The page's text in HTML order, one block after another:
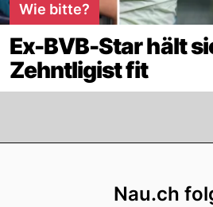
Wie bitte?
Ex-BVB-Star hält
Zehntligist fit
Nau.ch